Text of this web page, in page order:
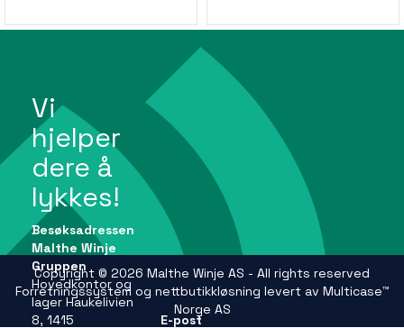
Vi
hjelper
dere å
lykkes!
Besøksadressen
Malthe Winje
Gruppen
Hovedkontor og
lager Haukelivien
8, 1415
E-post
Copyright © 2026 Malthe Winje AS - All rights reserved
Forretningssystem og nettbutikkløsning levert av Multicase™
Norge AS